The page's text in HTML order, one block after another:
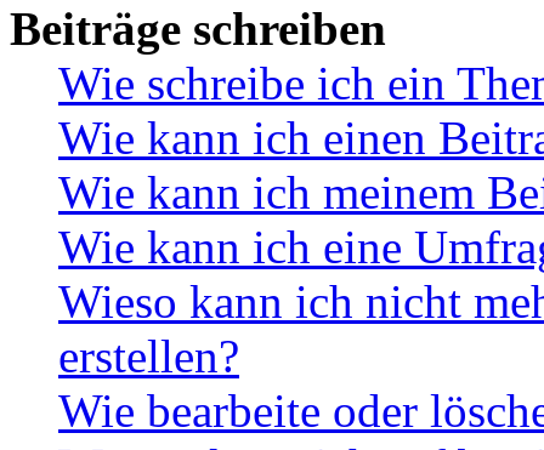
Beiträge schreiben
Wie schreibe ich ein
Wie kann ich einen
Wie kann ich meinem
Wie kann ich eine
Wieso kann ich nicht
erstellen?
Wie bearbeite oder